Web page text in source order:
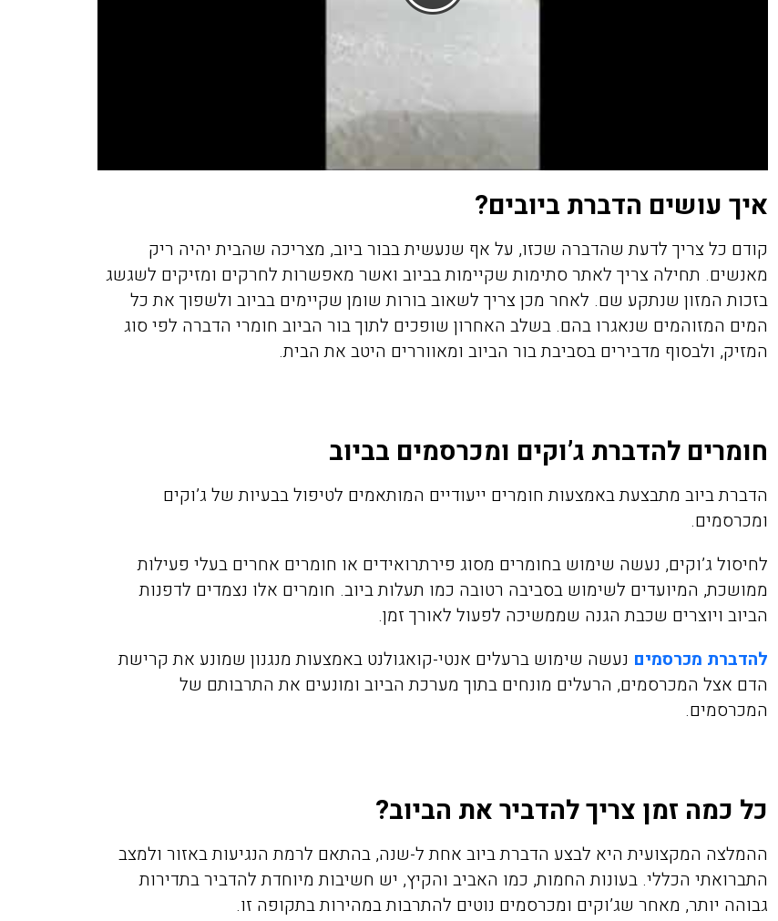
אריאלה לוין
הזמנתי אתכם לצורך הדברת
בפרקט, הגיע בחור בשם דני ביצע
את העבודה בצורה מושלמת וגם
נתן לנו אחריות ככה שאנחנו
מיכה אלפסי
התקשרתי אליכם בערב לגבי
חנה, אחרי 50 דקות המדביר כבר
היה פה, פשוט תענוג של שירות
אין דברים כאלה. תודה
לא ידענו בהתחלה ממה
נעקצים בלילה זה היה
איך עושים הדברת ביובים?
קודם כל צריך לדעת שהדברה שכזו, על אף שנעשית בבור ביוב, מצריכה שהבית יהיה ריק
מאנשים. תחילה צריך לאתר סתימות שקיימות בביוב ואשר מאפשרות לחרקים ומזיקים לשגשג
בזכות המזון שנתקע שם. לאחר מכן צריך לשאוב בורות שומן שקיימים בביוב ולשפוך את כל
המים המזוהמים שנאגרו בהם. בשלב האחרון שופכים לתוך בור הביוב חומרי הדברה לפי סוג
המזיק, ולבסוף מדבירים בסביבת בור הביוב ומאווררים היטב את הבית.
חומרים להדברת ג’וקים ומכרסמים בביוב
הדברת ביוב מתבצעת באמצעות חומרים ייעודיים המותאמים לטיפול בבעיות של ג’וקים
ומכרסמים.
לחיסול ג’וקים, נעשה שימוש בחומרים מסוג פירתרואידים או חומרים אחרים בעלי פעילות
ממושכת, המיועדים לשימוש בסביבה רטובה כמו תעלות ביוב. חומרים אלו נצמדים לדפנות
הביוב ויוצרים שכבת הגנה שממשיכה לפעול לאורך זמן.
להדברת מכרסמים נעשה שימוש ברעלים אנטי-קואגולנט באמצעות מנגנון שמונע את קרישת
הדם אצל המכרסמים, הרעלים מונחים בתוך מערכת הביוב ומונעים את התרבותם של
המכרסמים.
כל כמה זמן צריך להדביר את הביוב?
ההמלצה המקצועית היא לבצע הדברת ביוב אחת ל-שנה, בהתאם לרמת הנגיעות באזור ולמצב
התברואתי הכללי. בעונות החמות, כמו האביב והקיץ, יש חשיבות מיוחדת להדביר בתדירות
גבוהה יותר, מאחר שג’וקים ומכרסמים נוטים להתרבות במהירות בתקופה זו.